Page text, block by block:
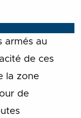
armés au
de ces
la zone
de